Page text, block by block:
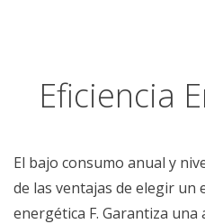
Eficiencia
El bajo consumo anual y
de las ventajas de elegir un
energética F. Garantiza